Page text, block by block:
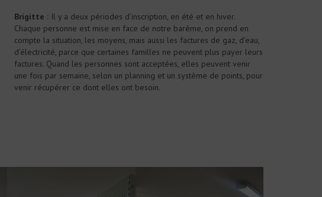
Brigitte : Il y a deux périodes d’inscription, en été et en hiver.
Chaque personne est mise en face de notre barème, on prend en
compte la situation, les moyens, mais aussi les factures de gaz, d’eau,
d’électricité, parce que certaines familles ne peuvent plus payer leurs
factures. Quand les personnes sont acceptées, elles peuvent venir
une fois par semaine, selon un planning et un système de points, pour
venir récupérer ce dont elles ont besoin.